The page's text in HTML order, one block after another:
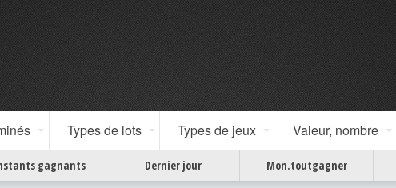
Types de lots Types de jeux Valeur, nombre
gagnants Dernier jour Mon.toutgagner